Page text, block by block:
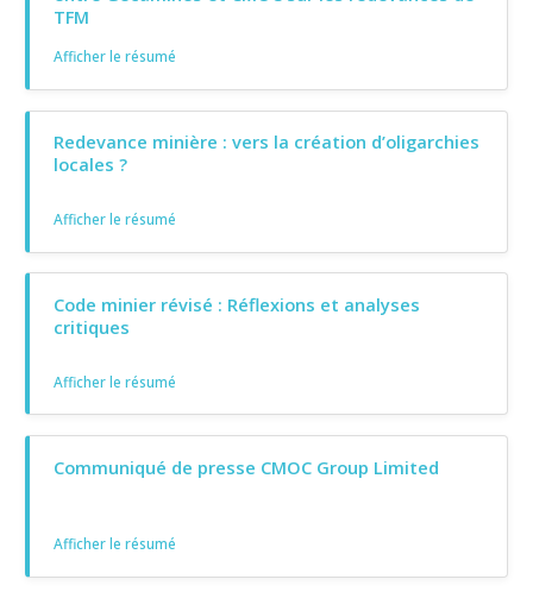
TFM
Afficher le résumé
Redevance minière : vers la création d’oligarchies
locales ?
Afficher le résumé
Code minier révisé : Réflexions et analyses
critiques
Afficher le résumé
Communiqué de presse CMOC Group Limited
Afficher le résumé